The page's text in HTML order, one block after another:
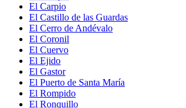
El Carpio
El Castillo de las Guardas
El Cerro de Andévalo
El Coronil
El Cuervo
El Ejido
El Gastor
El Puerto de Santa María
El Rompido
El Ronquillo